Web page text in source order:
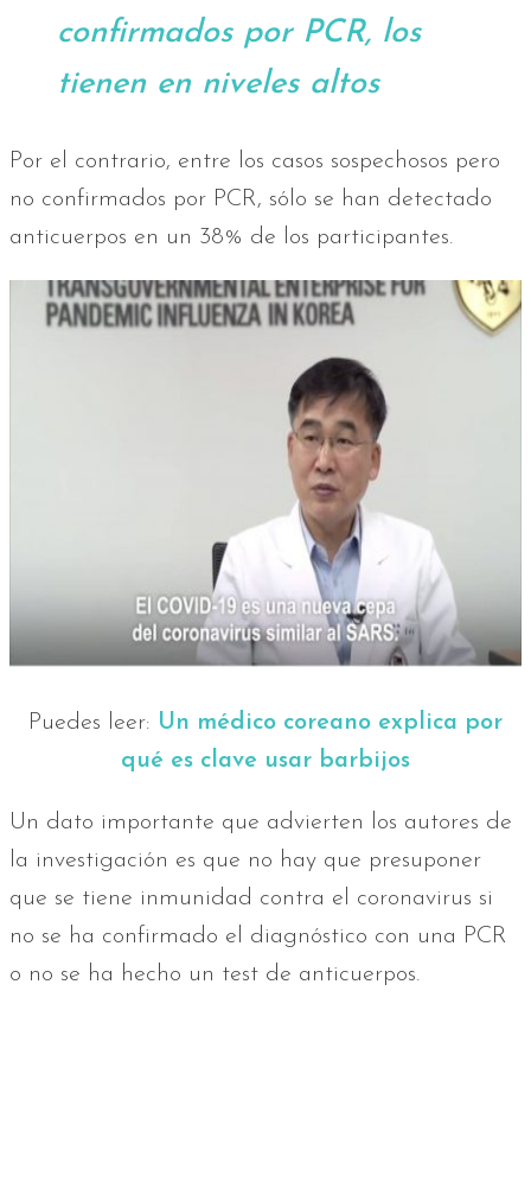
confirmados por PCR, los
tienen en niveles altos
Por el contrario, entre los casos sospechosos pero
no confirmados por PCR, sólo se han detectado
anticuerpos en un 38% de los participantes.
Puedes leer: Un médico coreano explica por
qué es clave usar barbijos
Un dato importante que advierten los autores de
la investigación es que no hay que presuponer
que se tiene inmunidad contra el coronavirus si
no se ha confirmado el diagnóstico con una PCR
o no se ha hecho un test de anticuerpos.